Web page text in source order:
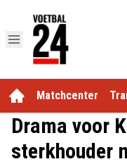
Matchcenter
Drama voor
sterkhouder